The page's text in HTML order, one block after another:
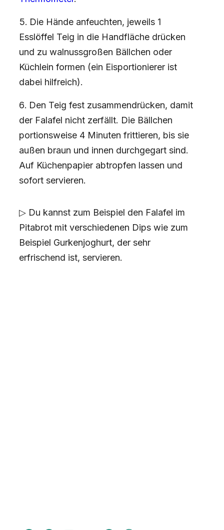
Die Hände anfeuchten, jeweils 1
Esslöffel Teig in die Handfläche drücken
und zu walnussgroßen Bällchen oder
Küchlein formen (ein Eisportionierer ist
dabei hilfreich).
Den Teig fest zusammendrücken, damit
der Falafel nicht zerfällt. Die Bällchen
portionsweise 4 Minuten frittieren, bis sie
außen braun und innen durchgegart sind.
Auf Küchenpapier abtropfen lassen und
sofort servieren.
▷ Du kannst zum Beispiel den Falafel im
Pitabrot mit verschiedenen Dips wie zum
Beispiel Gurkenjoghurt, der sehr
erfrischend ist, servieren.